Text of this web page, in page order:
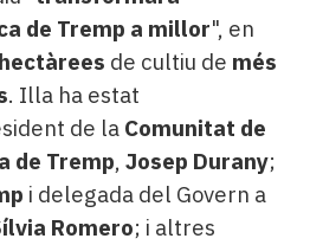
de Tremp a millor", en
de cultiu de més
. Illa ha estat
de la Comunitat de
de Tremp, Josep Durany;
i delegada del Govern a
Romero; i altres